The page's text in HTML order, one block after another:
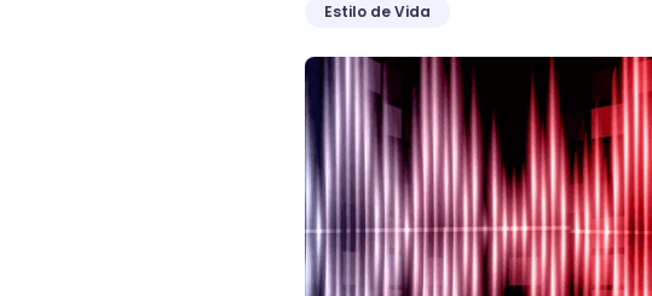
Estilo de Vida
+10 librerías para Ableton: grandes